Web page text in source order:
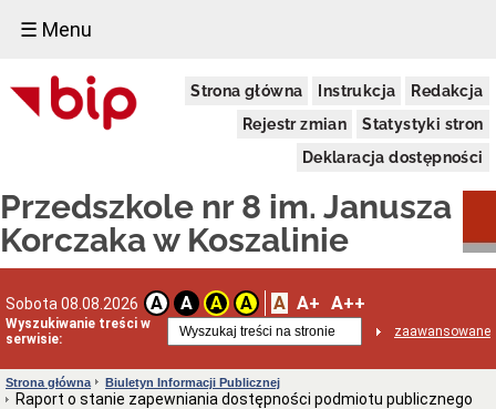
☰ Menu
Strona główna Instrukcja
Redakcja
Rejestr zmian
Statystyki stron
Deklaracja dostępności
Przedszkole nr 8 im. Janusza
Korczaka w Koszalinie
Sobota 08.08.2026 A A A A A A+ A++
Wyszukiwanie treści w
serwisie:
zaawansowane
Przedszkole
nr
Przepisy
(ustawy,
uchwały,
Struktura
organizacyjna
majątkowe
RODO
Strona główna Biuletyn Informacji Publicznej
Raport o stanie zapewniania dostępności podmiotu publicznego